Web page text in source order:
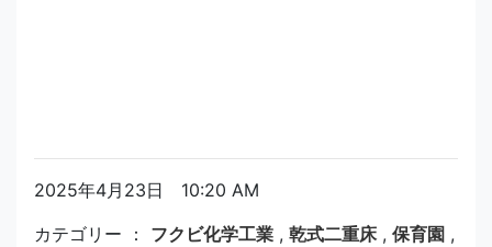
2025年4月23日 10:20 AM
カテゴリー ： フクビ化学工業 , 乾式二重床, 保育園 ,